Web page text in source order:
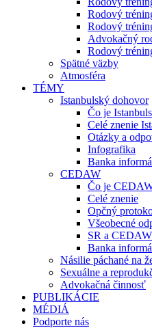
Rodový
Rodový
Advokačný
Rodový
Spätné väzby
Atmosféra
TÉMY
Istanbulský dohovor
Čo je
Celé znenie
Otázky a
Infografika
Banka
CEDAW
Čo je
Celé znenie
Opčný
Všeobecné
SR a CEDAW
Banka
Násilie páchané na
Sexuálne a
Advokačná činnosť
PUBLIKÁCIE
MÉDIÁ
Podporte nás